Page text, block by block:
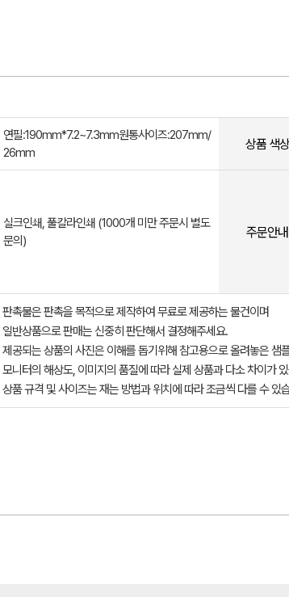
연필:190mm*7.2~7.3mm원통사이즈:207mm/
26mm
상품 색상
실크인쇄, 풀칼라인쇄 (1000개 미만 주문시 별도
문의)
주문안내
판촉물은 판촉을 목적으로 제작하여 무료로 제공하는 물건이며
일반상품으로 판매는 신중히 판단해서 결정해주세요.
제공되는 상품의 사진은 이해를 돕기위해 참고용으로 올려놓은 샘
모니터의 해상도, 이미지의 품질에 따라 실제 상품과 다소 차이가
상품 규격 및 사이즈는 재는 방법과 위치에 따라 조금씩 다를 수 있